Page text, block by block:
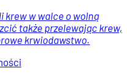
krew w walce o wolną
także przelewając krew,
krwiodawstwo.